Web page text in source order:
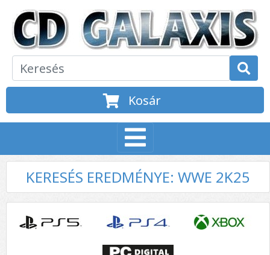
Kosár
KERESÉS EREDMÉNYE: WWE 2K25